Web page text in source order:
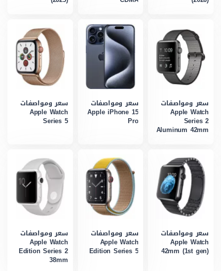
سعر ومواصفات
Apple Watch
Series 2
Aluminum 42mm
سعر ومواصفات
Apple iPhone 15
Pro
سعر ومواصفات
Apple Watch
Series 5
سعر ومواصفات
Apple Watch
42mm (1st gen)
سعر ومواصفات
Apple Watch
Edition Series 5
سعر ومواصفات
Apple Watch
Edition Series 2
38mm